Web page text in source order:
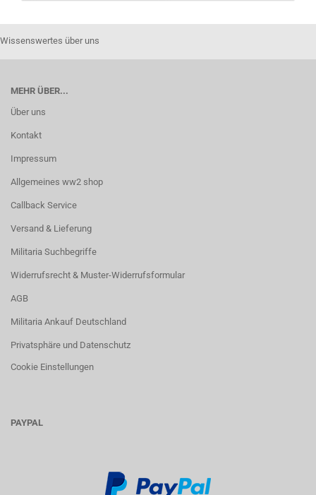
Wissenswertes über uns
MEHR ÜBER...
Über uns
Kontakt
Impressum
Allgemeines ww2 shop
Callback Service
Versand & Lieferung
Militaria Suchbegriffe
Widerrufsrecht & Muster-Widerrufsformular
AGB
Militaria Ankauf Deutschland
Privatsphäre und Datenschutz
Cookie Einstellungen
PAYPAL